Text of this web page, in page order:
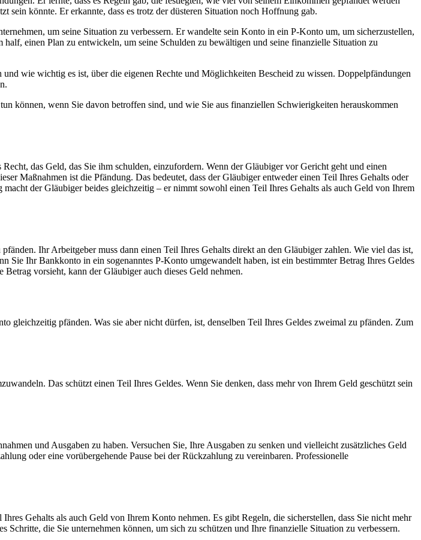
sein könnte. Er erkannte, dass es trotz der düsteren Situation noch Hoffnung gab.
um seine Situation zu verbessern. Er wandelte sein Konto in ein P-Konto um, um sicherzustellen,
einen Plan zu entwickeln, um seine Schulden zu bewältigen und seine finanzielle Situation zu
wie wichtig es ist, über die eigenen Rechte und Möglichkeiten Bescheid zu wissen. Doppelpfändungen
können, wenn Sie davon betroffen sind, und wie Sie aus finanziellen Schwierigkeiten herauskommen
das Geld, das Sie ihm schulden, einzufordern. Wenn der Gläubiger vor Gericht geht und einen
Maßnahmen ist die Pfändung. Das bedeutet, dass der Gläubiger entweder einen Teil Ihres Gehalts oder
der Gläubiger beides gleichzeitig – er nimmt sowohl einen Teil Ihres Gehalts als auch Geld von Ihrem
Ihr Arbeitgeber muss dann einen Teil Ihres Gehalts direkt an den Gläubiger zahlen. Wie viel das ist,
Sie Ihr Bankkonto in ein sogenanntes P-Konto umgewandelt haben, ist ein bestimmter Betrag Ihres Geldes
vorsieht, kann der Gläubiger auch dieses Geld nehmen.
pfänden. Was sie aber nicht dürfen, ist, denselben Teil Ihres Geldes zweimal zu pfänden. Zum
Das schützt einen Teil Ihres Geldes. Wenn Sie denken, dass mehr von Ihrem Geld geschützt sein
und Ausgaben zu haben. Versuchen Sie, Ihre Ausgaben zu senken und vielleicht zusätzliches Geld
oder eine vorübergehende Pause bei der Rückzahlung zu vereinbaren. Professionelle
Gehalts als auch Geld von Ihrem Konto nehmen. Es gibt Regeln, die sicherstellen, dass Sie nicht mehr
die Sie unternehmen können, um sich zu schützen und Ihre finanzielle Situation zu verbessern.